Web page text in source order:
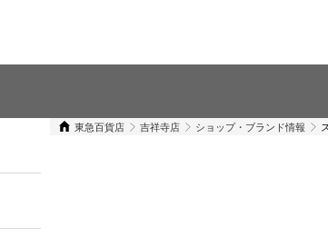
東急百貨店 吉祥寺店 ショップ・ブランド情報